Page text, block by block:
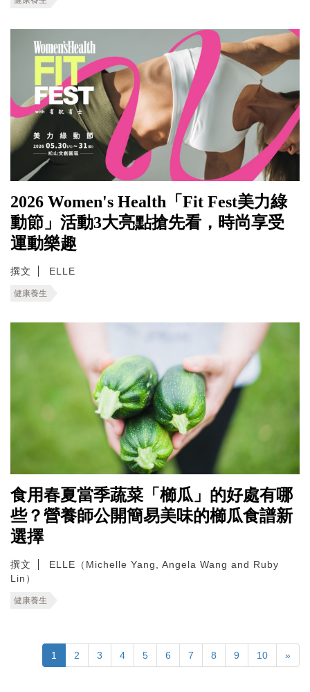
2026 Women's Health「Fit Fest美力綠
動節」活動3大亮點搶先看，時尚享受
運動樂趣
撰文 ELLE
健康養生
食用春夏當季蔬菜「櫛瓜」的好處有哪
些？營養師公開簡易美味的櫛瓜食譜新
選擇
撰文
ELLE（Michelle Yang, Angela Wang and Ruby
Lin）
健康養生
1 2 3 4 5 6 7 8 9 10 »